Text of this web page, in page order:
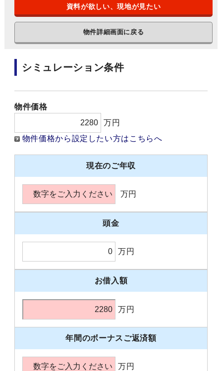
資料が欲しい、現地が見たい
物件詳細画面に戻る
シミュレーション条件
物件価格
万円
物件価格から設定したい方はこちらへ
現在のご年収
万円
頭金
万円
お借入額
万円
年間のボーナスご返済額
万円